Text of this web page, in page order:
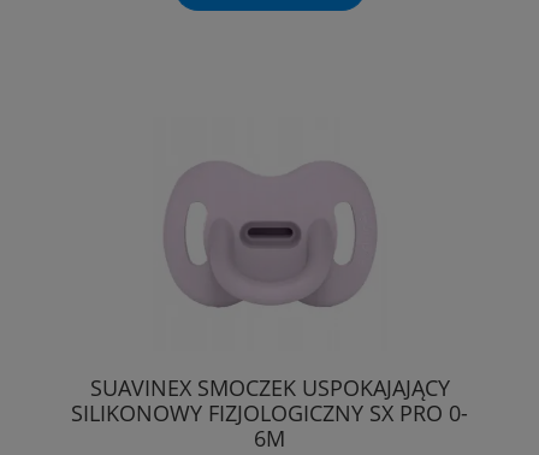
SUAVINEX SMOCZEK USPOKAJAJĄCY
SILIKONOWY FIZJOLOGICZNY SX PRO 0-
6M